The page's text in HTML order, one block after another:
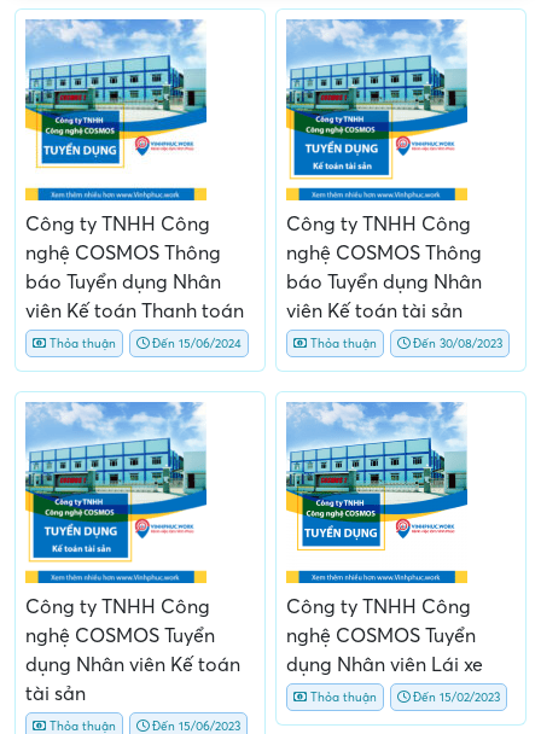
Công ty TNHH Công
nghệ COSMOS Thông
báo Tuyển dụng Nhân
viên Kế toán Thanh toán
Thỏa thuận Đến 15/06/2024
Công ty TNHH Công
nghệ COSMOS Thông
báo Tuyển dụng Nhân
viên Kế toán tài sản
Thỏa thuận Đến 30/08/2023
Công ty TNHH Công
nghệ COSMOS Tuyển
dụng Nhân viên Kế toán
tài sản
Thỏa thuận Đến 15/06/2023
Công ty TNHH Công
nghệ COSMOS Tuyển
dụng Nhân viên Lái xe
Thỏa thuận Đến 15/02/2023